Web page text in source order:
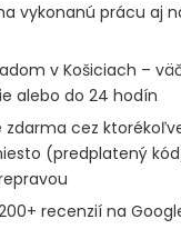
vykonanú prácu aj
v Košiciach –
alebo do 24 hodín
zdarma cez
(predplatený
recenzií na